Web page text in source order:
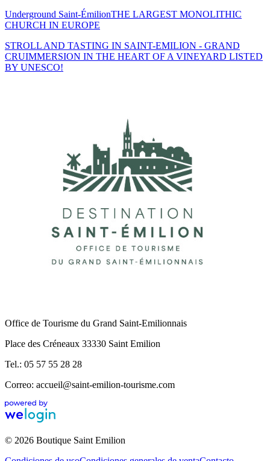
Underground Saint-ÉmilionTHE LARGEST MONOLITHIC
CHURCH IN EUROPE
STROLL AND TASTING IN SAINT-EMILION - GRAND
CRUIMMERSION IN THE HEART OF A VINEYARD LISTED
BY UNESCO!
Office de Tourisme du Grand Saint-Emilionnais
Place des Créneaux 33330 Saint Emilion
Tel.: 05 57 55 28 28
Correo: accueil@saint-emilion-tourisme.com
© 2026 Boutique Saint Emilion